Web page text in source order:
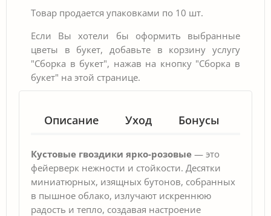
Товар продается упаковками по 10 шт.
Если Вы хотели бы оформить выбранные
цветы в букет, добавьте в корзину услугу
"Сборка в букет", нажав на кнопку "Сборка в
букет" на этой странице.
Описание Уход Бонусы
Кустовые гвоздики ярко-розовые — это
фейерверк нежности и стойкости. Десятки
миниатюрных, изящных бутонов, собранных
в пышное облако, излучают искреннюю
радость и тепло, создавая настроение